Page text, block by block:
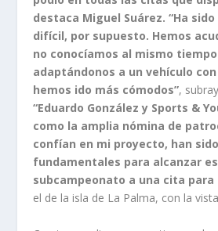
destaca Miguel Suárez. “Ha
difícil, por supuesto. Hemos
no conocíamos al mismo
adaptándonos a un vehículo
hemos ido más cómodos”,
“Eduardo González y Sports &
como la amplia nómina de
confían en mi proyecto, han
fundamentales para alcanzar
subcampeonato a una cita para
el de la isla de La Palma, con la